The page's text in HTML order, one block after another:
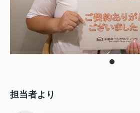
担当者より